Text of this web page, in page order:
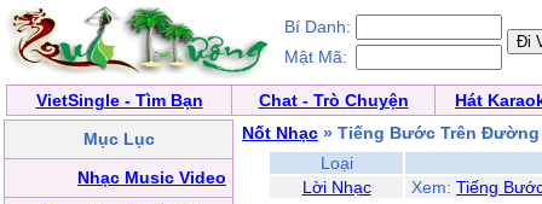
Bí Danh:
Mật Mã:
VietSingle - Tìm Bạn Chat - Trò Chuyện
Hát
Mục Lục
Nhạc Music Video
Nốt Nhạc » Tiếng Bước Trên
Loại
Lời Nhạc
Xem: Tiếng